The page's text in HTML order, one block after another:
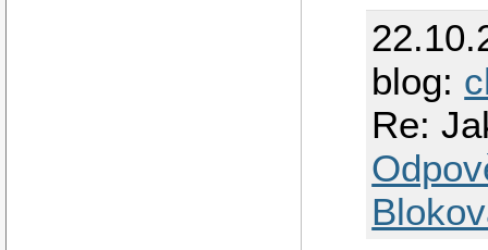
blog:
Re: